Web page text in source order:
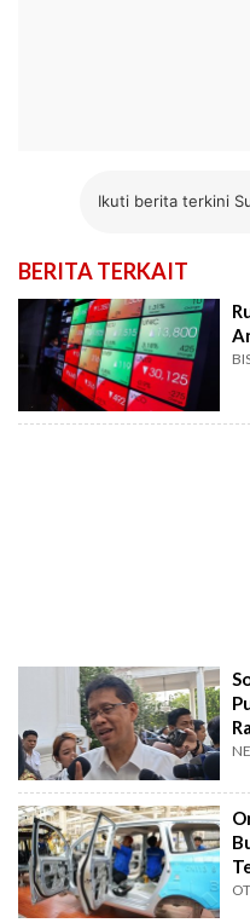
Ikuti berita terkini
BERITA TERKAIT